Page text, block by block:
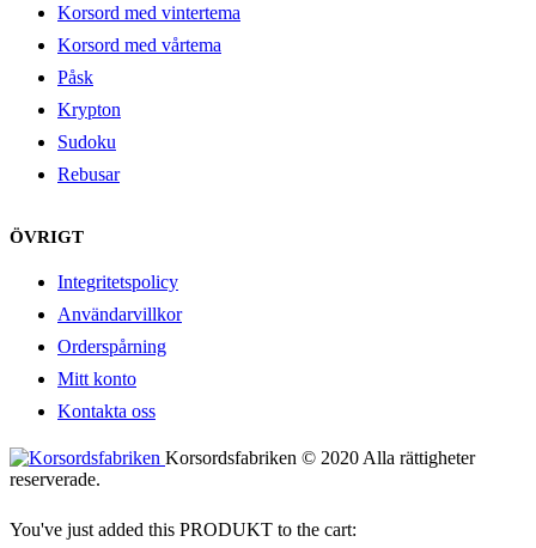
Korsord med vintertema
Korsord med vårtema
Påsk
Krypton
Sudoku
Rebusar
ÖVRIGT
Integritetspolicy
Användarvillkor
Orderspårning
Mitt konto
Kontakta oss
Korsordsfabriken © 2020 Alla rättigheter
reserverade.
You've just added this PRODUKT to the cart: